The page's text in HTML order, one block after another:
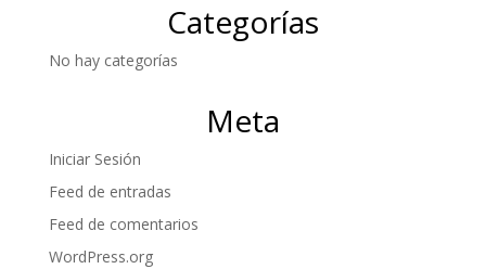
Categorías
No hay categorías
Meta
Iniciar Sesión
Feed de entradas
Feed de comentarios
WordPress.org